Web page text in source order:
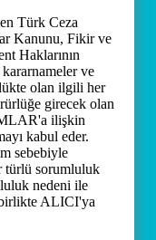
Türk Ceza
Kanunu, Fikir ve
Haklarının
ve
olan ilgili her
girecek olan
ilişkin
kabul eder.
sebebiyle
türlü sorumluluk
nedeni ile
birlikte ALICI'ya